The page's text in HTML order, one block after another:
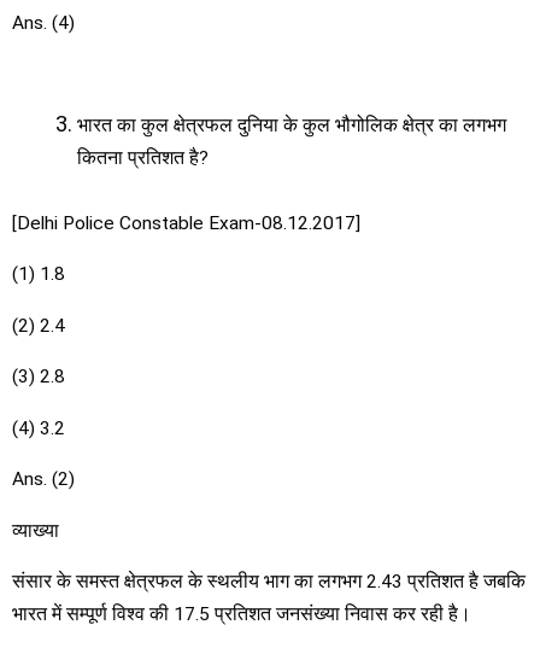
Ans. (4)
भारत का कुल क्षेत्रफल दुनिया के कुल भौगोलिक क्षेत्र का लगभग
कितना प्रतिशत है?
[Delhi Police Constable Exam-08.12.2017]
(1) 1.8
(2) 2.4
(3) 2.8
(4) 3.2
Ans. (2)
व्याख्या
संसार के समस्त क्षेत्रफल के स्थलीय भाग का लगभग 2.43 प्रतिशत है जबकि
भारत में सम्पूर्ण विश्व की 17.5 प्रतिशत जनसंख्या निवास कर रही है।